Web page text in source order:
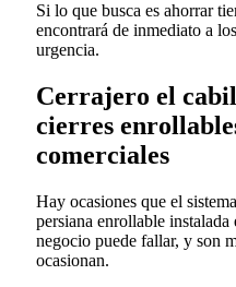
Si lo que busca es ahorrar
encontrará de inmediato a
urgencia.
Cerrajero el
cierres
comerciales
Hay ocasiones que el
persiana enrollable
negocio puede fallar, y son
ocasionan.